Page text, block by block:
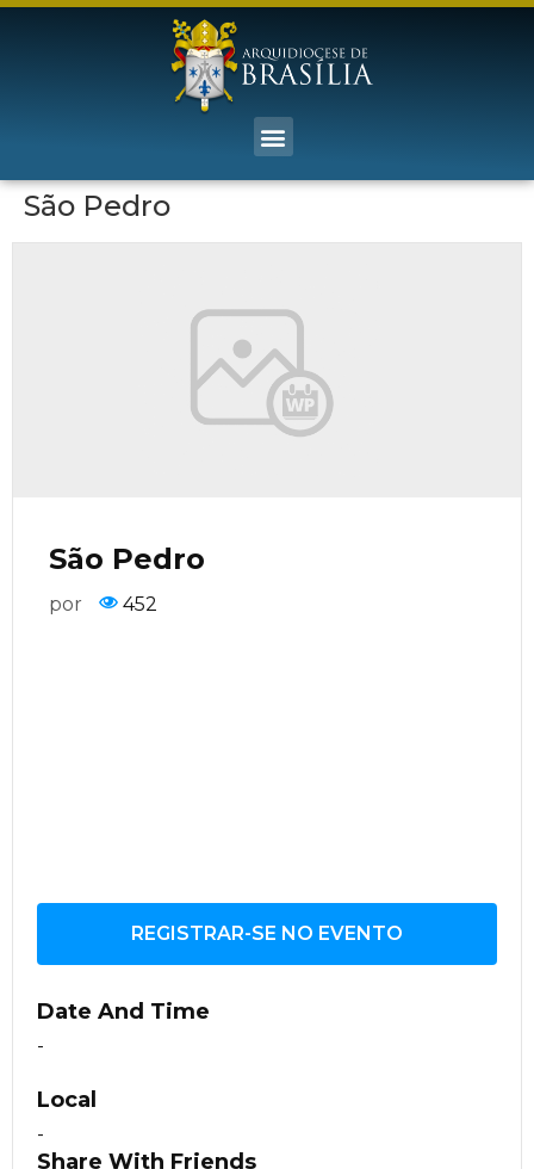
São Pedro
São Pedro
por 452
REGISTRAR-SE NO EVENTO
Date And Time
-
Local
-
Share With Friends